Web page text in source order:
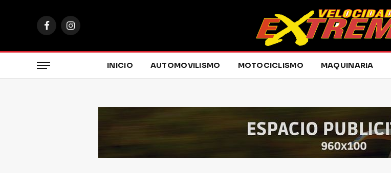
FacebookInstagram
INICIO AUTOMOVILISMO MOTOCICLISMO MAQUINARIA